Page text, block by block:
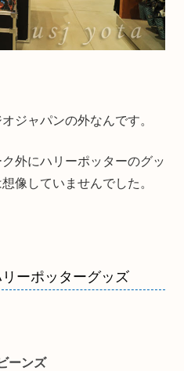
ジャパンの外なんです。
外にハリーポッターのグッ
像していませんでした。
ーポッターグッズ
ーンズ